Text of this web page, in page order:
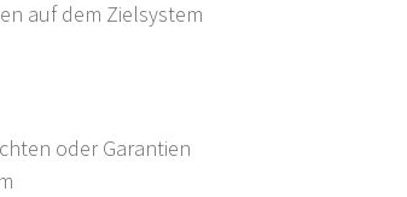
auf dem Zielsystem
oder Garantien